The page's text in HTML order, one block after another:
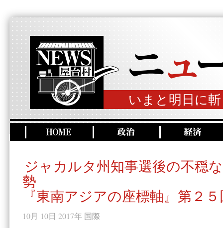
いまと明日に
ジャカルタ州知事選後の不穏
勢
『東南アジアの座標軸』第２５
10月 10日 2017年 国際